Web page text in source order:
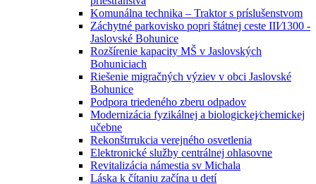
Komunálna technika – Traktor s príslušenstvom
Záchytné parkovisko popri štátnej ceste III⁄1300 -
Jaslovské Bohunice
Rozšírenie kapacity MŠ v Jaslovských
Bohuniciach
Riešenie migračných výziev v obci Jaslovské
Bohunice
Podpora triedeného zberu odpadov
Modernizácia fyzikálnej a biologickej⁄chemickej
učebne
Rekonštrrukcia verejného osvetlenia
Elektronické služby centrálnej ohlasovne
Revitalizácia námestia sv Michala
Láska k čítaniu začína u detí